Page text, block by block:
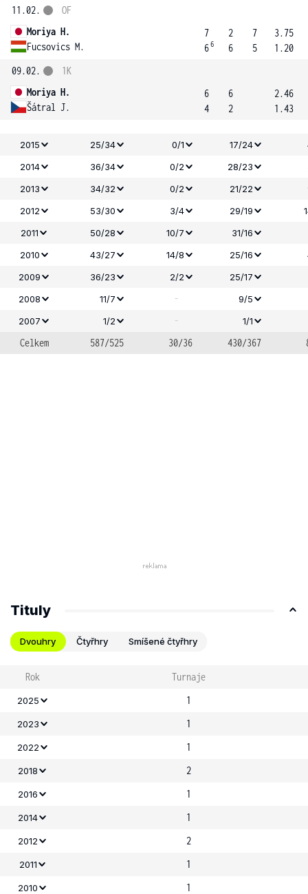
11.02.
Moriya H.
Fucsovics M.
OF
7
66
2
6
7
5
3.75
1.20
09.02.
Moriya H.
Šátral J.
1K
6
4
6
2
2.46
1.43
2015 25/34 0/1 17/24
2014
36/34 0/2 28/23
2013
34/32 0/2 21/22
2012
53/30 3/4 29/19
2011
50/28 10/7
31/16
2010
43/27 14/8 25/16
2009
36/23 2/2 25/17
2008
11/7 -
9/5
2007
1/2 - 1/1
Celkem 587/525 30/36 430/367
Tituly
Dvouhry Čtyřhry Smíšené čtyřhry
Rok Turnaje
2025 1
2023 1
2022 1
2018 2
2016 1
2014 1
2012 2
2011 1
2010 1